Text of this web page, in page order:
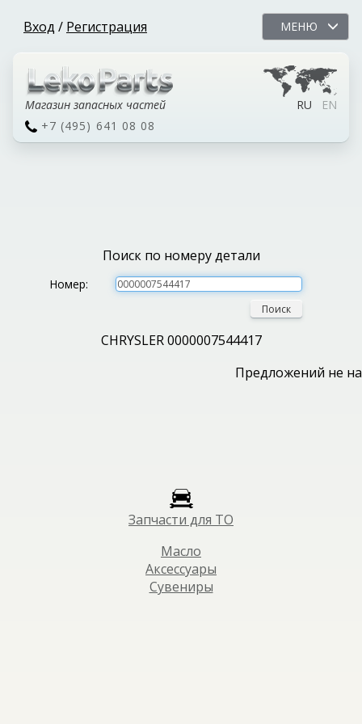
Вход / Регистрация МЕНЮ
Магазин запасных частей RU
EN
+7 (495) 641 08 08
Поиск по номеру детали
Номер:
Поиск
CHRYSLER 0000007544417
Предложений не
Запчасти для ТО
Масло
Аксессуары
Сувениры